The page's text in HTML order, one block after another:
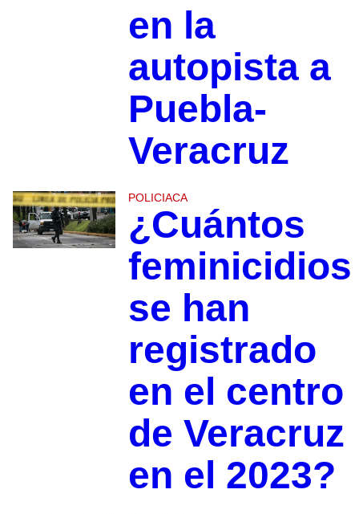
en la
autopista a
Puebla-
Veracruz
POLICIACA
¿Cuántos
feminicidios
se han
registrado
en el centro
de Veracruz
en el 2023?